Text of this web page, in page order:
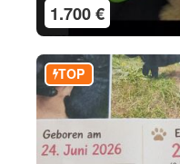
1.700 €
TOP